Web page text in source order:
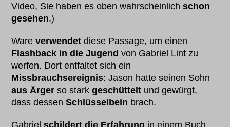
Video, Sie haben es oben wahrscheinlichschon
gesehen.)
Wareverwendet diese Passage, um einen
Flashback in die Jugend von Gabriel Lint zu
werfen. Dort entfaltet sich ein
Missbrauchsereignis: Jason hatte seinen Sohn
aus Ärger so starkgeschüttelt und gewürgt,
dass dessenSchlüsselbein brach.